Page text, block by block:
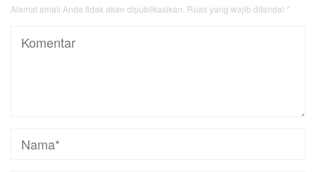
Alamat email Anda tidak akan dipublikasikan. Ruas yang wajib ditandai *